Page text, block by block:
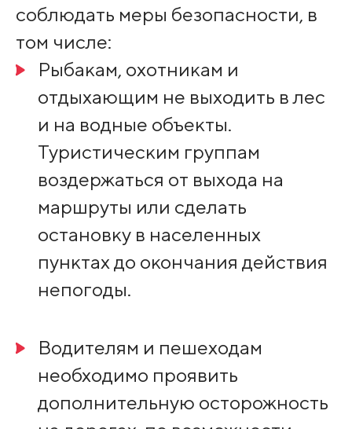
соблюдать меры безопасности, в
том числе:
Рыбакам, охотникам и
отдыхающим не выходить в лес
и на водные объекты.
Туристическим группам
воздержаться от выхода на
маршруты или сделать
остановку в населенных
пунктах до окончания действия
непогоды.
Водителям и пешеходам
необходимо проявить
дополнительную осторожность